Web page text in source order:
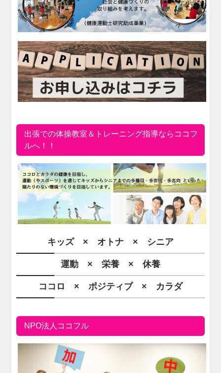
出張での体操教室＆トレーニング指導ならココフ
ルへ！！
キッズ × オトナ × シニア
運動 × 栄養 × 休養
ココロ × ポジティブ × カラダ
NPO法人ココフル